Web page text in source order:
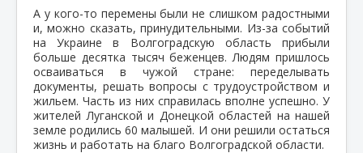
А у кого-то перемены были не слишком радостными
и, можно сказать, принудительными. Из-за событий
на Украине в Волгоградскую область прибыли
больше десятка тысяч беженцев. Людям пришлось
осваиваться в чужой стране: переделывать
документы, решать вопросы с трудоустройством и
жильем. Часть из них справилась вполне успешно. У
жителей Луганской и Донецкой областей на нашей
земле родились 60 малышей. И они решили остаться
жизнь и работать на благо Волгоградской области.